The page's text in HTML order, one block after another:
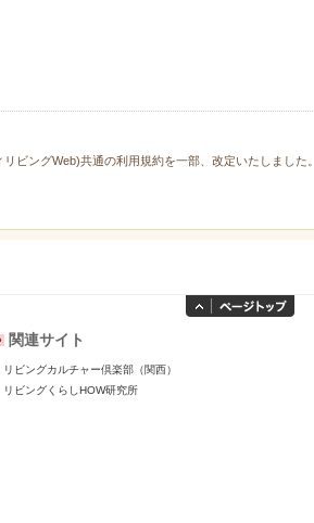
ビングWeb)共通の利用規約を一部、改定いたしました。
関連サイト
リビングカルチャー倶楽部（関西）
リビングくらしHOW研究所